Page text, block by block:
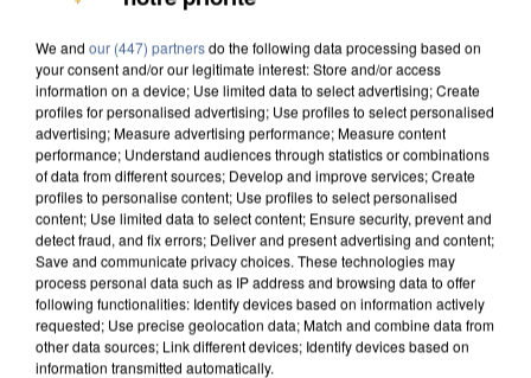
We and our (447) partnersdo the following data processing based on
your consent and/or our legitimate interest: Store and/or access
information on a device; Use limited data to select advertising; Create
profiles for personalised advertising; Use profiles to select personalised
advertising; Measure advertising performance; Measure content
performance; Understand audiences through statistics or combinations
of data from different sources; Develop and improve services; Create
profiles to personalise content; Use profiles to select personalised
content; Use limited data to select content; Ensure security, prevent and
detect fraud, and fix errors; Deliver and present advertising and content;
Save and communicate privacy choices. These technologies may
process personal data such as IP address and browsing data to offer
following functionalities: Identify devices based on information actively
requested; Use precise geolocation data; Match and combine data from
other data sources; Link different devices; Identify devices based on
information transmitted automatically.